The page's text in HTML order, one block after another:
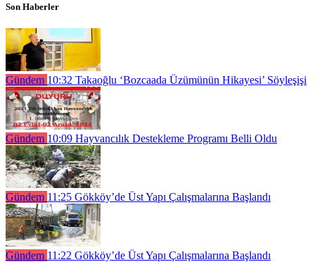
Son Haberler
Gündem 10:32 Takaoğlu ‘Bozcaada Üzümünün Hikayesi’ Söyleşişi
Gündem 10:09 Hayvancılık Destekleme Programı Belli Oldu
Gündem 11:25 Gökköy’de Üst Yapı Çalışmalarına Başlandı
Gündem 11:22 Gökköy’de Üst Yapı Çalışmalarına Başlandı